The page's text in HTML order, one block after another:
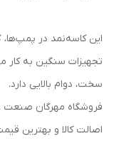
این کاسه‌نمد در
تجهیزات سنگین به کار
سخت، دوام بالایی دارد.
فروشگاه مهرگان صنعت
اصالت کالا و بهترین